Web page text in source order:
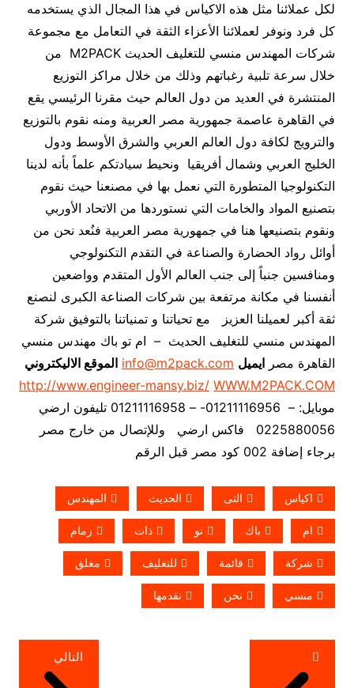
لكل عملائنا مثل هذه الاكياس في هذا المجال الذي يستخدمه
كل فرد ونوفر لعملائنا الأعزاء الثقة في التعامل مع مجموعة
شركات المهندس منسي للتغليف الحديث M2PACK من
خلال سرعة تلبية رغباتهم وذلك من خلال مراكز التوزيع
المنتشرة في العديد من دول العالم حيث مقرنا الرئيسي يقع
في القاهرة عاصمة جمهورية مصر العربية ومنه نقوم بالتوزيع
والترويج لكافة دول العالم العربي والشرق الأوسط ودول
الخليج العربي وشمال أفريقيا ونحيط سيادتكم علماً بأنه لدينا
التكنولوجيا المتطورة التي نعمل بها في مصنعنا حيث نقوم
بتصنيع المواد والخامات التي نستوردها من الاتحاد الأوربي
ونقوم بتصنيعها هنا في جمهورية مصر العربية فنُعد نحن من
أوائل رواد الحضارة والصناعة في التقدم التكنولوجي
ومنافسين جنباً إلى جنب العالم الأول المتقدم وواضعين
أنفسنا في مكانة مرتفعة بين شركات الصناعة الكبرى لنصنع
ثقة أكبر لعميلنا العزيز مع تحياتنا و تمنياتنا بالتوفيق شركة
المهندس منسي للتغليف الحديث – ام تو باك مهندس منسي
القاهرة مصر ايميل info@m2pack.com الموقع الاليكتروني
http://www.engineer-mansy.biz/ WWW.M2PACK.COM
موبايل: – 01211116956- – 01211116958 تليفون ارضي
0225880056 فاكس ارضي
وللإتصال من خارج مصر
برجاء إضافة 002 كود مصر قبل الرقم
اكياس التى الحديث المهندس
ام باك تو ذات زمام
شركة قائمة للتغليف مغلق
منسي نحن نقدمها
تصفّح
المقالات
التالي